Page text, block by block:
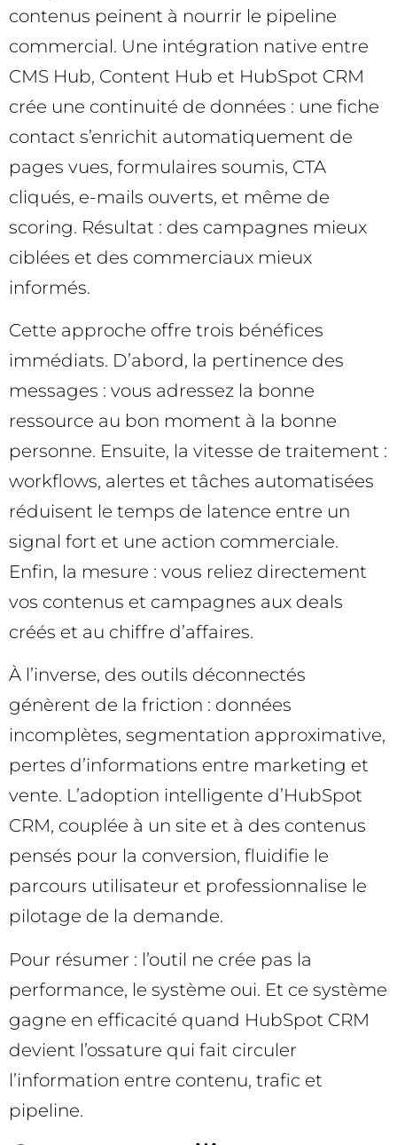
contenus peinent à nourrir le pipeline
commercial. Une intégration native entre
CMS Hub, Content Hub et HubSpot CRM
crée une continuité de données : une fiche
contact s’enrichit automatiquement de
pages vues, formulaires soumis, CTA
cliqués, e-mails ouverts, et même de
scoring. Résultat : des campagnes mieux
ciblées et des commerciaux mieux
informés.
Cette approche offre trois bénéfices
immédiats. D’abord, la pertinence des
messages : vous adressez la bonne
ressource au bon moment à la bonne
personne. Ensuite, la vitesse de traitement :
workflows, alertes et tâches automatisées
réduisent le temps de latence entre un
signal fort et une action commerciale.
Enfin, la mesure : vous reliez directement
vos contenus et campagnes aux deals
créés et au chiffre d’affaires.
À l’inverse, des outils déconnectés
génèrent de la friction : données
incomplètes, segmentation approximative,
pertes d’informations entre marketing et
vente. L’adoption intelligente d’HubSpot
CRM, couplée à un site et à des contenus
pensés pour la conversion, fluidifie le
parcours utilisateur et professionnalise le
pilotage de la demande.
Pour résumer : l’outil ne crée pas la
performance, le système oui. Et ce système
gagne en efficacité quand HubSpot CRM
devient l’ossature qui fait circuler
l’information entre contenu, trafic et
pipeline.